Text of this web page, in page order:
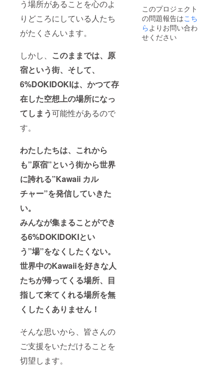
う場所があることを心のよ
りどころにしている人たち
がたくさんいます。
しかし、 このままでは、原
宿という街、そして、
6%DOKIDOKIは、かつて存
在した空想上の場所になっ
てしまう可能性があるので
す。
わたしたちは、これから
も”原宿”という街から世界
に誇れる”Kawaii カル
チャー”を発信していきた
い。
みんなが集まることができ
る6%DOKIDOKIとい
う”場”をなくしたくない。
世界中のKawaiiを好きな人
たちが帰ってくる場所、目
指して来てくれる場所を無
くしたくありません！
そんな思いから、皆さんの
ご支援をいただけることを
切望します。
ださ
い）
このプロジェクト
の問題報告はこち
らよりお問い合わ
せください